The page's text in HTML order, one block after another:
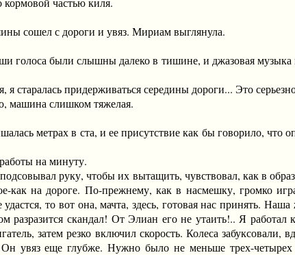
сошел с дороги и увяз. Мириам выглянула.
были слышны далеко в тишине, и джазовая музыка
придерживаться середины дороги... Это
слишком тяжелая.
метрах в ста, и ее присутствие как бы говорило, что
на минуту.
руку, чтобы их вытащить, чувствовал, как в
как на дороге. По-прежнему, как в насмешку, громко
то вот она, мачта, здесь, готовая нас принять.
разразится скандал! От Элиан его не утаить!.. Я
затем резко включил скорость. Колеса забуксовали,
увяз еще глубже. Нужно было не меньше трех-